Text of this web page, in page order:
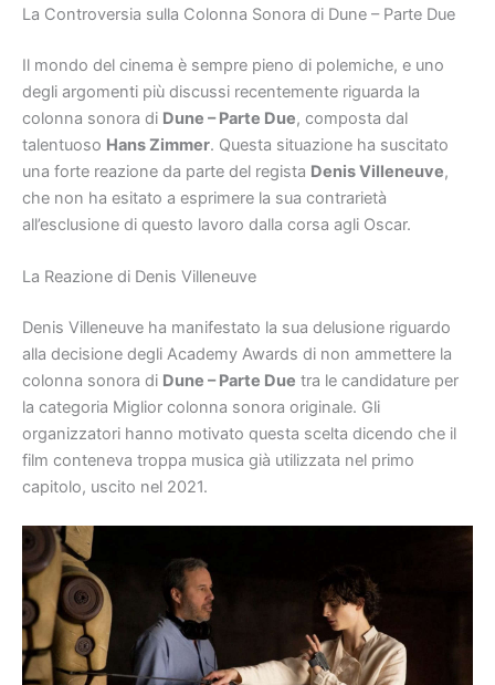
La Controversia sulla Colonna Sonora di Dune – Parte Due
Il mondo del cinema è sempre pieno di polemiche, e uno
degli argomenti più discussi recentemente riguarda la
colonna sonora di Dune – Parte Due, composta dal
talentuoso Hans Zimmer. Questa situazione ha suscitato
una forte reazione da parte del regista Denis Villeneuve,
che non ha esitato a esprimere la sua contrarietà
all’esclusione di questo lavoro dalla corsa agli Oscar.
La Reazione di Denis Villeneuve
Denis Villeneuve ha manifestato la sua delusione riguardo
alla decisione degli Academy Awards di non ammettere la
colonna sonora di Dune – Parte Due tra le candidature per
la categoria Miglior colonna sonora originale. Gli
organizzatori hanno motivato questa scelta dicendo che il
film conteneva troppa musica già utilizzata nel primo
capitolo, uscito nel 2021.